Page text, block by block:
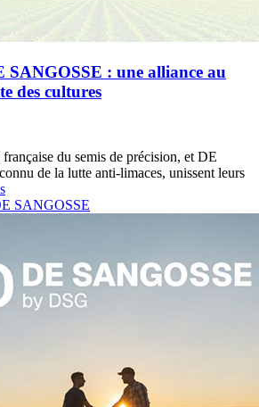
: une alliance au
des cultures
du semis de précision, et DE
de la lutte anti-limaces, unissent leurs
SANGOSSE